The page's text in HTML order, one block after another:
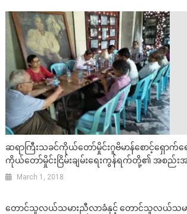
ဆရာကြီးသခင်ကိုယ်တော်မှိုင်းဂူဗိမာန်စောင့်ရှောက်
ကိုယ်တော်မှိုင်းငြိမ်းချမ်းရေးကွန်ရက်တို့၏ အစည်
March 1, 2018
တောင်သူလယ်သမားညီလာခံနှင့် တောင်သူလယ်သမ